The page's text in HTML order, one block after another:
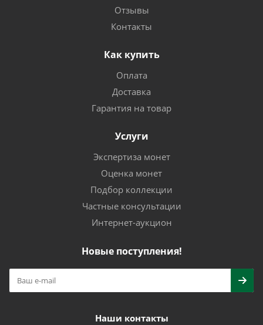
Отзывы
Контакты
Как купить
Оплата
Доставка
Гарантия на товар
Услуги
Экспертиза монет
Оценка монет
Подбор коллекции
Частные консультации
Интернет-аукцион
Новые поступления!
Наши контакты